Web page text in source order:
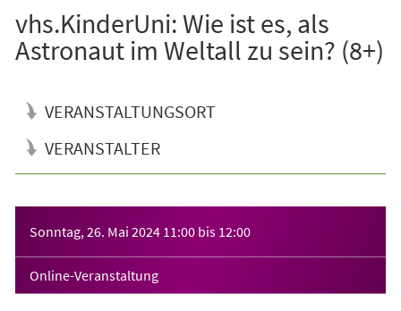
vhs.KinderUni: Wie ist es, als
Astronaut im Weltall zu sein? (8+)
VERANSTALTUNGSORT
VERANSTALTER
Sonntag, 26. Mai 2024 11:00 bis 12:00
Online-Veranstaltung